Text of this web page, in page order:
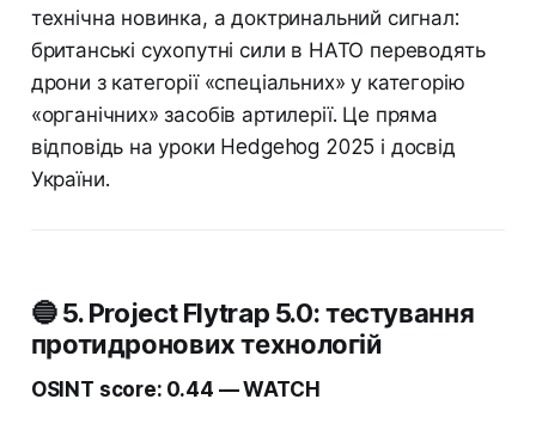
технічна новинка, а доктринальний сигнал:
британські сухопутні сили в НАТО переводять
дрони з категорії «спеціальних» у категорію
«органічних» засобів артилерії. Це пряма
відповідь на уроки Hedgehog 2025 і досвід
України.
🔵 5. Project Flytrap 5.0: тестування
протидронових технологій
OSINT score: 0.44 — WATCH